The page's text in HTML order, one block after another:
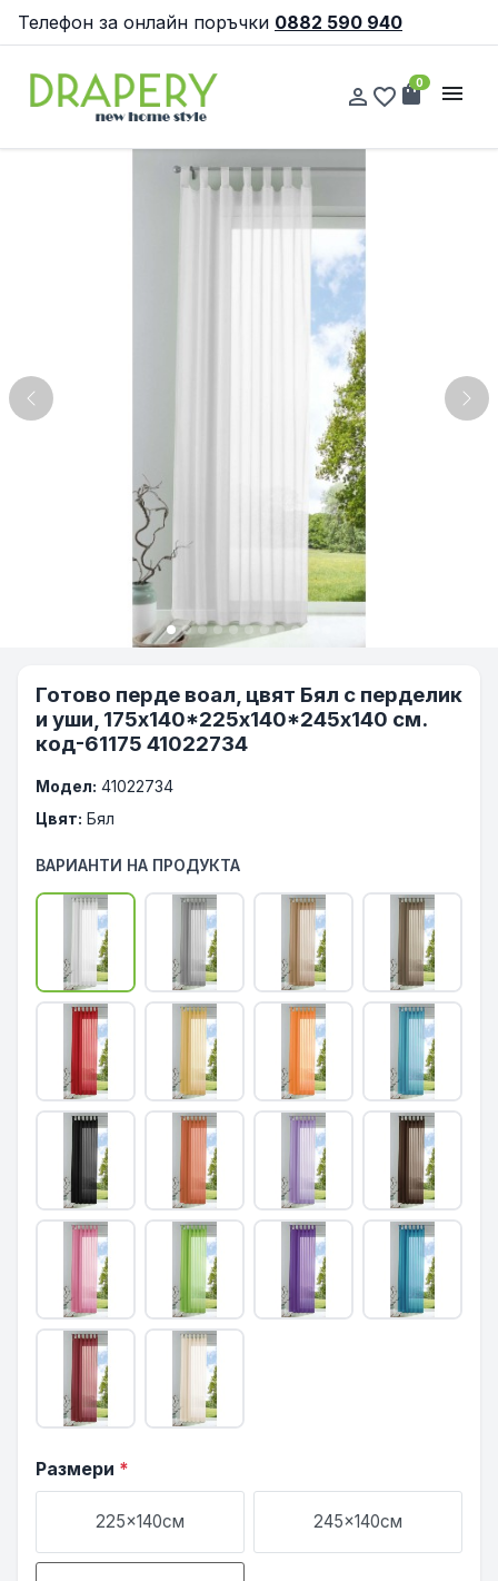
Телефон за онлайн поръчки 0882 590 940
person_outline favorite_border shopping_bag
0 menu
Previous
Готово перде воал, цвят Бял с перделик
и уши, 175х140*225х140*245x140 см.
код-61175 41022734
Модел: 41022734
Цвят: Бял
ВАРИАНТИ НА ПРОДУКТА
Размери *
225x140см 245x140см